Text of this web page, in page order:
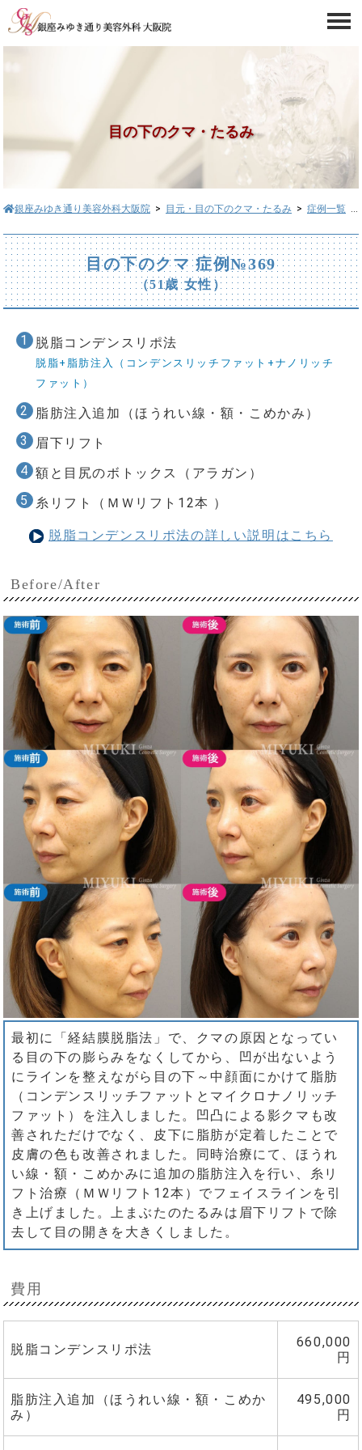
目の下のクマ・たるみ
銀座みゆき通り美容外科大阪院 > 目元・目の下のクマ・たるみ > 症例一覧
目の下のクマ 症例№369
（51歳 女性）
脱脂コンデンスリポ法
脱脂+脂肪注入（コンデンスリッチファット+ナノリッチ
ファット）
脂肪注入追加（ほうれい線・額・こめかみ）
眉下リフト
額と目尻のボトックス（アラガン）
糸リフト（ＭＷリフト12本 ）
脱脂コンデンスリポ法の詳しい説明はこちら
Before/After
最初に「経結膜脱脂法」で、クマの原因となってい
る目の下の膨らみをなくしてから、凹が出ないよう
にラインを整えながら目の下～中顔面にかけて脂肪
（コンデンスリッチファットとマイクロナノリッチ
ファット）を注入しました。凹凸による影クマも改
善されただけでなく、皮下に脂肪が定着したことで
皮膚の色も改善されました。同時治療にて、ほうれ
い線・額・こめかみに追加の脂肪注入を行い、糸リ
フト治療（ＭＷリフト12本）でフェイスラインを引
き上げました。上まぶたのたるみは眉下リフトで除
去して目の開きを大きくしました。
費用
脱脂コンデンスリポ法
660,000
円
脂肪注入追加（ほうれい線・額・こめか
み）
495,000
円